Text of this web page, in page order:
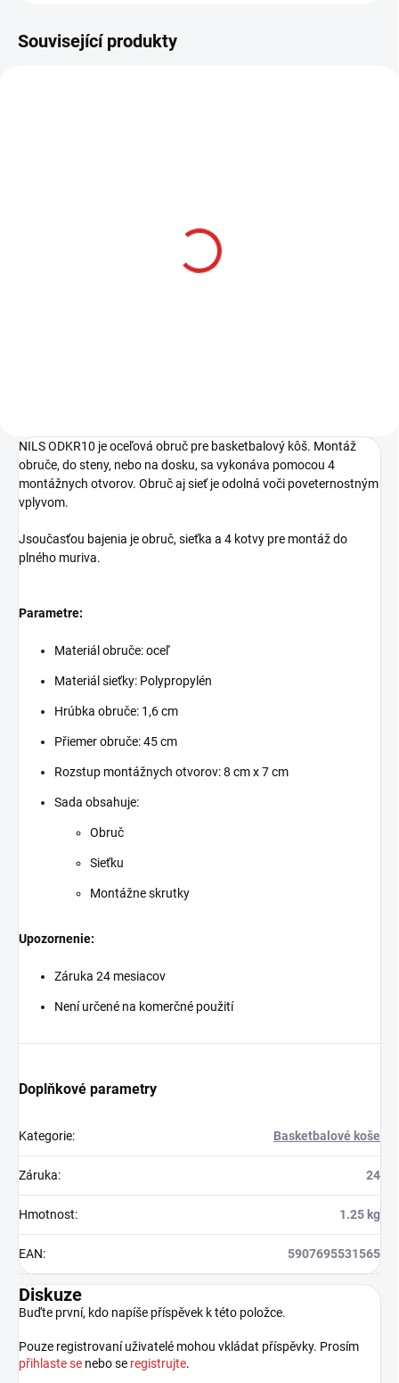
Související produkty
NILS ODKR10 je oceľová obruč pre basketbalový kôš. Montáž
obruče, do steny, nebo na dosku, sa vykonáva pomocou 4
montážnych otvorov. Obruč aj sieť je odolná voči poveternostným
vplyvom.
Jsoučasťou bajenia je obruč, sieťka a 4 kotvy pre montáž do
plného muriva.
Parametre:
Materiál obruče: oceľ
Materiál sieťky: Polypropylén
Hrúbka obruče: 1,6 cm
Přiemer obruče: 45 cm
Rozstup montážnych otvorov: 8 cm x 7 cm
Sada obsahuje:
Obruč
Sieťku
Montážne skrutky
Upozornenie:
Záruka 24 mesiacov
Není určené na komerčné použití
Doplňkové parametry
Kategorie: Basketbalové koše
Záruka: 24
Hmotnost: 1.25 kg
EAN: 5907695531565
Diskuze
Buďte první, kdo napíše příspěvek k této položce.
Pouze registrovaní uživatelé mohou vkládat příspěvky. Prosím
přihlaste se nebo se registrujte.